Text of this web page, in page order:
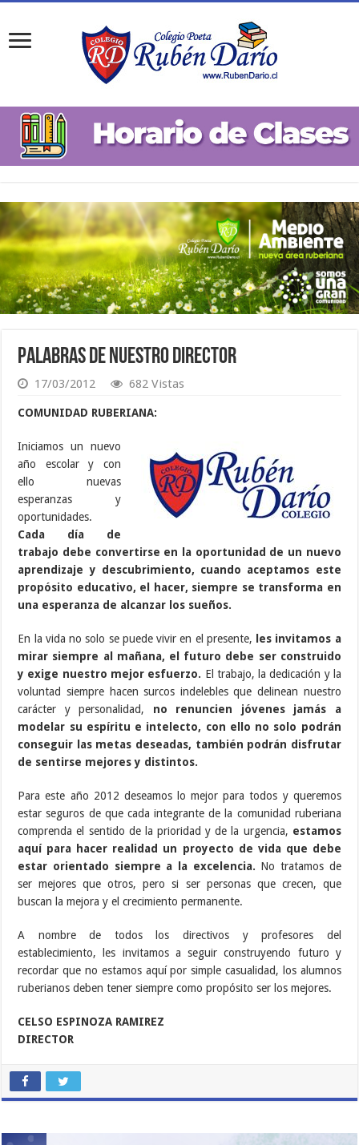
Palabras de Nuestro Director
17/03/2012 682 Vistas
COMUNIDAD RUBERIANA:
Iniciamos un nuevo
año escolar y con
ello nuevas
esperanzas y
oportunidades.
Cada día de
trabajo debe convertirse en la oportunidad de un nuevo
aprendizaje y descubrimiento, cuando aceptamos este
propósito educativo, el hacer, siempre se transforma en
una esperanza de alcanzar los sueños.
En la vida no solo se puede vivir en el presente,
les invitamos a
mirar siempre al mañana, el futuro debe ser construido
y exige nuestro mejor esfuerzo. El trabajo, la dedicación y la
voluntad siempre hacen surcos indelebles que delinean nuestro
carácter y personalidad, no renuncien jóvenes jamás a
modelar su espíritu e intelecto, con ello no solo podrán
conseguir las metas deseadas, también podrán disfrutar
de sentirse mejores y distintos.
Para este año 2012 deseamos lo mejor para todos y queremos
estar seguros de que cada integrante de la comunidad ruberiana
comprenda el sentido de la prioridad y de la urgencia, estamos
aquí para hacer realidad un proyecto de vida que debe
estar orientado siempre a la excelencia. No tratamos de
ser mejores que otros, pero si ser personas que crecen, que
buscan la mejora y el crecimiento permanente.
A nombre de todos los directivos y profesores del
establecimiento, les invitamos a seguir construyendo futuro y
recordar que no estamos aquí por simple casualidad, los alumnos
ruberianos deben tener siempre como propósito ser los mejores.
CELSO ESPINOZA RAMIREZ
DIRECTOR